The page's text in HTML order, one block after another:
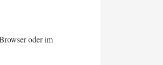
oder im